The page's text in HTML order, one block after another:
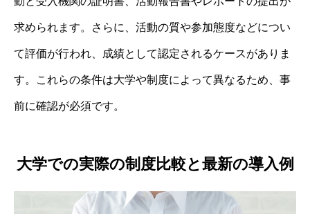
求められます。さらに、活動の質や参加態度などについ
て評価が行われ、成績として認定されるケースがありま
す。これらの条件は大学や制度によって異なるため、事
前に確認が必須です。
大学での実際の制度比較と最新の導入例